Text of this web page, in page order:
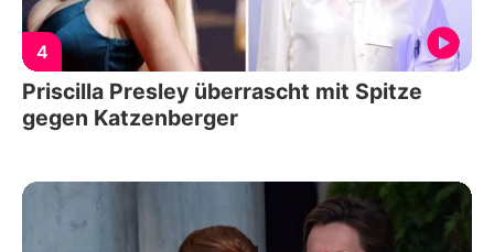
4
Priscilla Presley überrascht mit Spitze
gegen Katzenberger